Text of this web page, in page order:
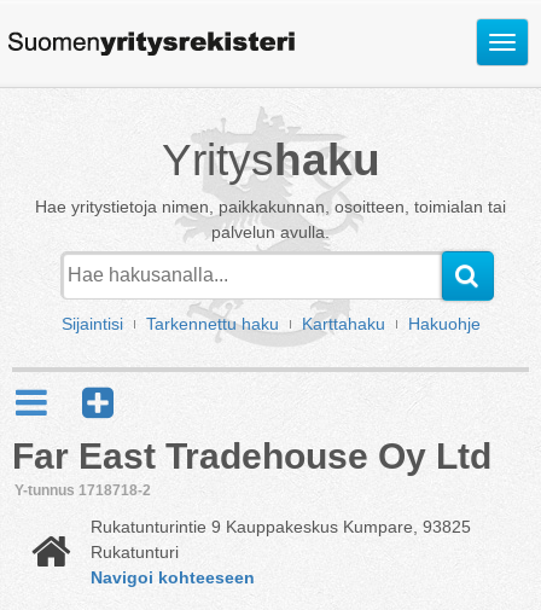
Avaa
Yrityshaku
Hae yritystietoja nimen, paikkakunnan, osoitteen, toimialan tai
palvelun avulla.
Sijaintisi Tarkennettu haku Karttahaku Hakuohje
Far East Tradehouse Oy Ltd
Y-tunnus 1718718-2
Rukatunturintie 9 Kauppakeskus Kumpare, 93825
Rukatunturi
Navigoi kohteeseen